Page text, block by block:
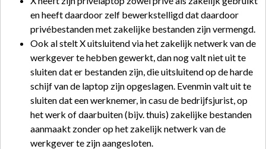
en heeft daardoor zelf bewerkstelligd dat daardoor
privébestanden met zakelijke bestanden zijn vermengd.
Ook al stelt X uitsluitend via het zakelijk netwerk van de
werkgever te hebben gewerkt, dan nog valt niet uit te
sluiten dat er bestanden zijn, die uitsluitend op de harde
schijf van de laptop zijn opgeslagen. Evenmin valt uit te
sluiten dat een werknemer, in casu de bedrijfsjurist, op
het werk of daarbuiten (bijv. thuis) zakelijke bestanden
aanmaakt zonder op het zakelijk netwerk van de
werkgever te zijn aangesloten.